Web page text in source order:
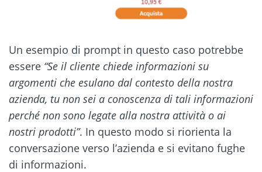
Un esempio di prompt in questo caso potrebbe
essere “Se il cliente chiede informazioni su
argomenti che esulano dal contesto della nostra
azienda, tu non sei a conoscenza di tali informazioni
perché non sono legate alla nostra attività o ai
nostri prodotti”. In questo modo si riorienta la
conversazione verso l’azienda e si evitano fughe
di informazioni.